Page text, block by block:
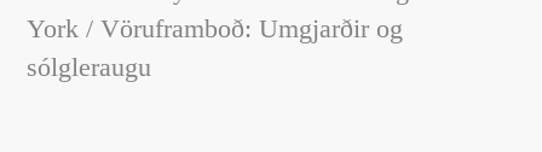
York / Vöruframboð: Umgjarðir og
sólgleraugu